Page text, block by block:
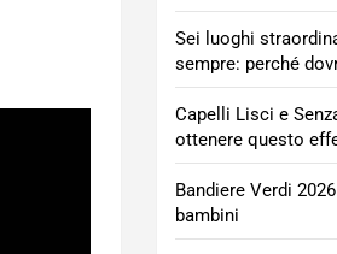
Sei luoghi
sempre: perché
Capelli Lisci e
ottenere questo
Bandiere Verdi
bambini